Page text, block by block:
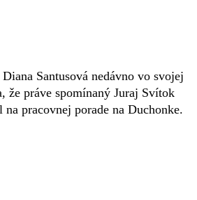
Santusová nedávno vo svojej
že práve spomínaný Juraj Svítok
pracovnej porade na Duchonke.